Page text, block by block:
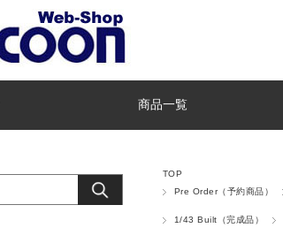
商品一覧
TOP
Pre Order（予約商品）
1/43 Built（完成品）